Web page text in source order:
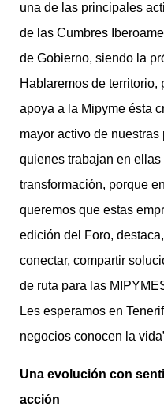
una de las principales
de las Cumbres
de Gobierno, siendo la
Hablaremos de territorio,
apoya a la Mipyme ésta
mayor activo de
quienes trabajan en
transformación, porque
queremos que estas
edición del Foro,
conectar, compartir
de ruta para las
Les esperamos en
negocios conocen la
Una evolución con
acción